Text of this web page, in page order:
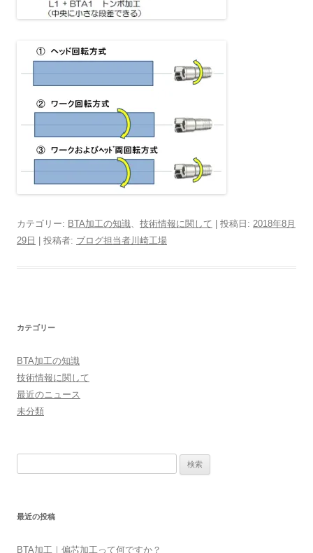
カテゴリー: BTA加工の知識、 技術情報に関して | 投稿日: 2018年8月
29日
投稿者: ブログ担当者川崎工場
カテゴリー
BTA加工の知識
技術情報に関して
最近のニュース
未分類
最近の投稿
BTA加工｜偏芯加工って何ですか？